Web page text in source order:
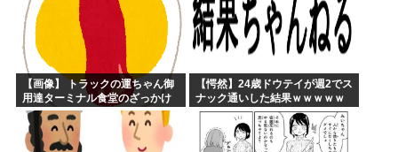
【画像】 トラックの運ちゃん御
用達ターミナル食堂のざっかけ
ないオムライスｗｗｗｗｗｗｗ
ｗｗｗ
【愕然】24歳ドウテイが週2でス
ナック通いした結果ｗｗｗｗｗ
ｗｗｗｗｗｗｗｗ